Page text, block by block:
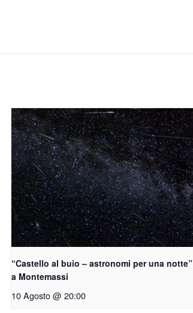
“Castello al buio – astronomi per una notte”
a Montemassi
10 Agosto @ 20:00